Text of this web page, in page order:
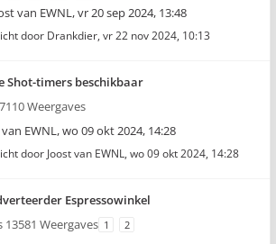
van EWNL,vr 20 sep 2024, 13:48
door Drankdier, vr 22 nov 2024, 10:13
Shot-timers beschikbaar
Weergaves
EWNL,wo 09 okt 2024, 14:28
door Joost van EWNL, wo 09 okt 2024, 14:28
Espressowinkel
13581 Weergaves 1 2